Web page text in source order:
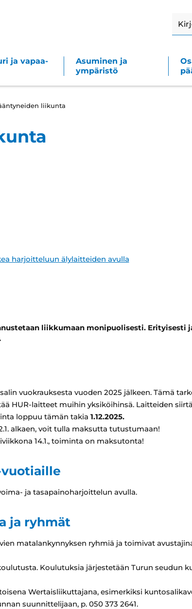
ja vapaa-
Asuminen ja
ympäristö
liikunta
harjoitteluun älylaitteiden avulla
liikkumaan monipuolisesti. Erityisesti
vuokrauksesta vuoden 2025 jälkeen. Tämä
HUR-laitteet muihin yksiköihinsä. Laitteiden
loppuu tämän takia 1.12.2025.
alkaen, voit tulla maksutta tutustumaan!
14.1., toiminta on maksutonta!
ja tasapainoharjoittelun avulla.
ja ryhmät
matalankynnyksen ryhmiä ja toimivat
Koulutuksia järjestetään Turun seudun
Wertaisliikuttajana, esimerkiksi
suunnittelijaan, p. 050 373 2641.